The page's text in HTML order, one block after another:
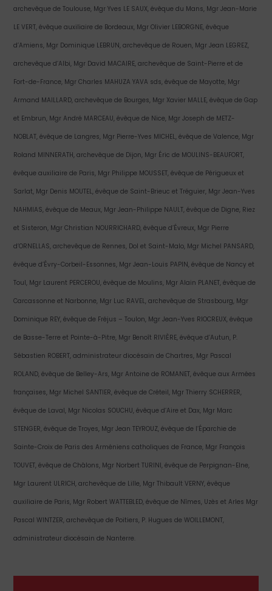
archevêque de Toulouse, Mgr Yves LE SAUX, évêque du Mans, Mgr Jean-Marie
LE VERT, évêque auxiliaire de Bordeaux, Mgr Olivier LEBORGNE, évêque
d’Amiens, Mgr Dominique LEBRUN, archevêque de Rouen, Mgr Jean LEGREZ,
archevêque d’Albi, Mgr David MACAIRE, archevêque de Saint-Pierre et de
Fort-de-France, Mgr Charles MAHUZA YAVA sds, évêque de Mayotte, Mgr
Armand MAILLARD, archevêque de Bourges, Mgr Xavier MALLE, évêque de Gap
et Embrun, Mgr André MARCEAU, évêque de Nice, Mgr Joseph de METZ-
NOBLAT, évêque de Langres, Mgr Pierre-Yves MICHEL, évêque de Valence, Mgr
Roland MINNERATH, archevêque de Dijon, Mgr Éric de MOULINS-BEAUFORT,
évêque auxiliaire de Paris, Mgr Philippe MOUSSET, évêque de Périgueux et
Sarlat, Mgr Denis MOUTEL, évêque de Saint-Brieuc et Tréguier, Mgr Jean-Yves
NAHMIAS, évêque de Meaux, Mgr Jean-Philippe NAULT, évêque de Digne, Riez
et Sisteron, Mgr Christian NOURRICHARD, évêque d’Évreux, Mgr Pierre
d’ORNELLAS, archevêque de Rennes, Dol et Saint-Malo, Mgr Michel PANSARD,
évêque d’Évry-Corbeil-Essonnes, Mgr Jean-Louis PAPIN, évêque de Nancy et
Toul, Mgr Laurent PERCEROU, évêque de Moulins, Mgr Alain PLANET, évêque de
Carcassonne et Narbonne, Mgr Luc RAVEL, archevêque de Strasbourg, Mgr
Dominique REY, évêque de Fréjus – Toulon, Mgr Jean-Yves RIOCREUX, évêque
de Basse-Terre et Pointe-à-Pitre, Mgr Benoît RIVIÈRE, évêque d’Autun, P.
Sébastien ROBERT, administrateur diocésain de Chartres, Mgr Pascal
ROLAND, évêque de Belley-Ars, Mgr Antoine de ROMANET, évêque aux Armées
françaises, Mgr Michel SANTIER, évêque de Créteil, Mgr Thierry SCHERRER,
évêque de Laval, Mgr Nicolas SOUCHU, évêque d’Aire et Dax, Mgr Marc
STENGER, évêque de Troyes, Mgr Jean TEYROUZ, évêque de l’Éparchie de
Sainte-Croix de Paris des Arméniens catholiques de France, Mgr François
TOUVET, évêque de Châlons, Mgr Norbert TURINI, évêque de Perpignan-Elne,
Mgr Laurent ULRICH, archevêque de Lille, Mgr Thibault VERNY, évêque
auxiliaire de Paris, Mgr Robert WATTEBLED, évêque de Nîmes, Uzès et Arles Mgr
Pascal WINTZER, archevêque de Poitiers, P. Hugues de WOILLEMONT,
administrateur diocésain de Nanterre.